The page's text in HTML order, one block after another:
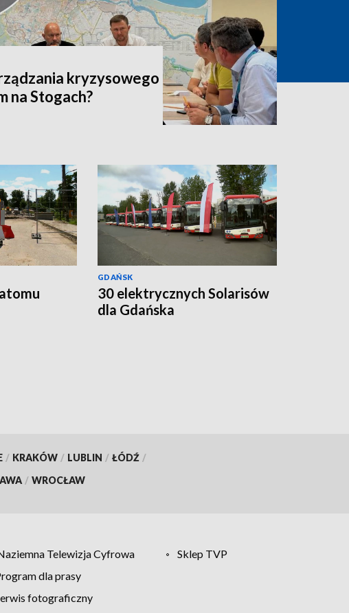
kryzysowego
na Stogach?
GDAŃSK
30 elektrycznych Solarisów
dla Gdańska
/ KRAKÓW / LUBLIN / ŁÓDŹ /
/ WROCŁAW
Telewizja Cyfrowa
Sklep TVP
dla prasy
fotograficzny